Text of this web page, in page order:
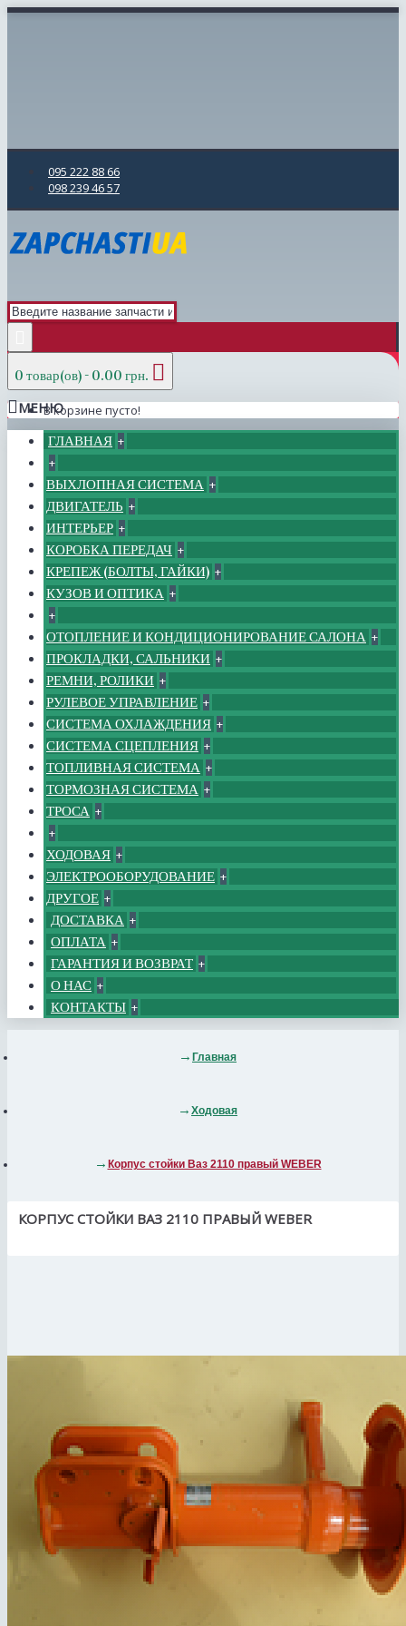
095 222 88 66
098 239 46 57
0 товар(ов) - 0.00 грн.
В корзине пусто!
МЕНЮ
ГЛАВНАЯ +
+
ВЫХЛОПНАЯ СИСТЕМА +
ДВИГАТЕЛЬ +
ИНТЕРЬЕР +
КОРОБКА ПЕРЕДАЧ +
КРЕПЕЖ (БОЛТЫ, ГАЙКИ) +
КУЗОВ И ОПТИКА +
+
ОТОПЛЕНИЕ И КОНДИЦИОНИРОВАНИЕ САЛОНА +
ПРОКЛАДКИ, САЛЬНИКИ +
РЕМНИ, РОЛИКИ +
РУЛЕВОЕ УПРАВЛЕНИЕ +
СИСТЕМА ОХЛАЖДЕНИЯ +
СИСТЕМА СЦЕПЛЕНИЯ +
ТОПЛИВНАЯ СИСТЕМА +
ТОРМОЗНАЯ СИСТЕМА +
ТРОСА +
+
ХОДОВАЯ +
ЭЛЕКТРООБОРУДОВАНИЕ +
ДРУГОЕ +
ДОСТАВКА +
ОПЛАТА +
ГАРАНТИЯ И ВОЗВРАТ +
О НАС +
КОНТАКТЫ +
Главная
Ходовая
Корпус стойки Ваз 2110 правый WEBER
КОРПУС СТОЙКИ ВАЗ 2110 ПРАВЫЙ WEBER